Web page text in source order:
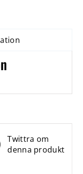
Twittra om
denna produkt